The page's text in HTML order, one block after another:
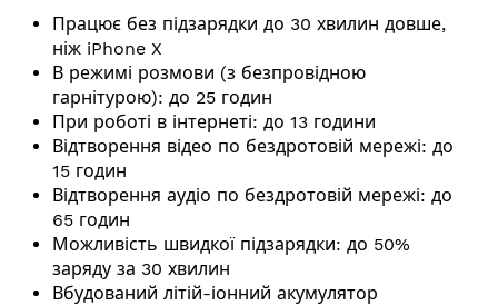
Працює без підзарядки до 30 хвилин довше,
ніж iPhone X
В режимі розмови (з безпровідною
гарнітурою): до 25 годин
При роботі в інтернеті: до 13 години
Відтворення відео по бездротовій мережі: до
15 годин
Відтворення аудіо по бездротовій мережі: до
65 годин
Можливість швидкої підзарядки: до 50%
заряду за 30 хвилин
Вбудований літій-іонний акумулятор